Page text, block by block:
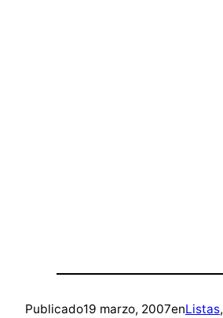
Publicado19 marzo, 2007enListas,